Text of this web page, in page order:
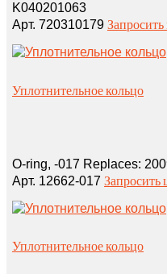
K040201063
Арт. 720310179
Уплотнительное кольцо
O‑ring, ‑017 Replaces:
Арт. 12662-017 Запросить
Уплотнительное кольцо